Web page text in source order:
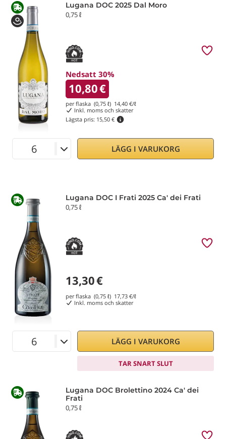
Lugana DOC 2025 Dal Moro
0,75 ℓ
Nedsatt 30%
10,80€
per flaska (0,75 ℓ) 14,40 €/ℓ
Inkl. moms och skatter
Lägsta pris: 15,50 €
LÄGG I VARUKORG
Lugana DOC I Frati 2025 Ca' dei Frati
0,75 ℓ
13,30€
per flaska (0,75 ℓ) 17,73 €/ℓ
Inkl. moms och skatter
LÄGG I VARUKORG
TAR SNART SLUT
Lugana DOC Brolettino 2024 Ca' dei
Frati
0,75 ℓ